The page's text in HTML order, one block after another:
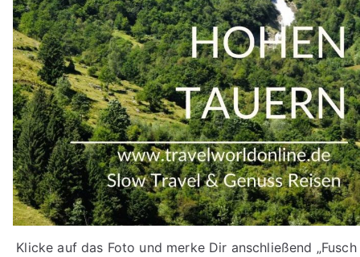
Klicke auf das Foto und merke Dir anschließend „Fusch